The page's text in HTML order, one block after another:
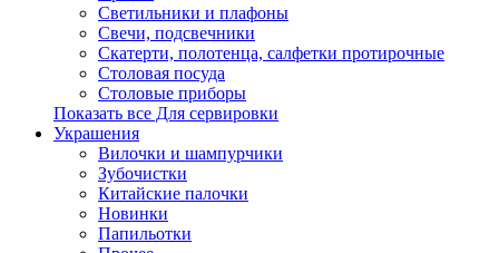
Светильники и плафоны
Свечи, подсвечники
Скатерти, полотенца, салфетки протирочные
Столовая посуда
Столовые приборы
Показать все Для сервировки
Украшения
Вилочки и шампурчики
Зубочистки
Китайские палочки
Новинки
Папильотки